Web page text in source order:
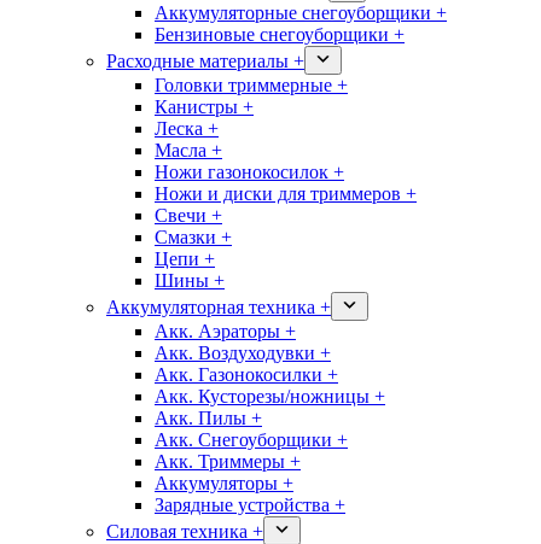
Аккумуляторные снегоуборщики +
Бензиновые снегоуборщики +
Расходные материалы +
Головки триммерные +
Канистры +
Леска +
Масла +
Ножи газонокосилок +
Ножи и диски для триммеров +
Свечи +
Смазки +
Цепи +
Шины +
Аккумуляторная техника +
Акк. Аэраторы +
Акк. Воздуходувки +
Акк. Газонокосилки +
Акк. Кусторезы/ножницы +
Акк. Пилы +
Акк. Снегоуборщики +
Акк. Триммеры +
Аккумуляторы +
Зарядные устройства +
Силовая техника +